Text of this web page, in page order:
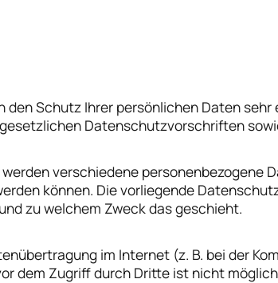
den Schutz Ihrer persönlichen Daten
Datenschutzvorschriften
verschiedene personenbezogene
können. Die vorliegende
zu welchem Zweck das geschieht.
im Internet (z. B. bei der
dem Zugriff durch Dritte ist nicht